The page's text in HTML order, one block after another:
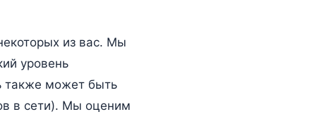
из вас. Мы
уровень
также может быть
в сети). Мы оценим